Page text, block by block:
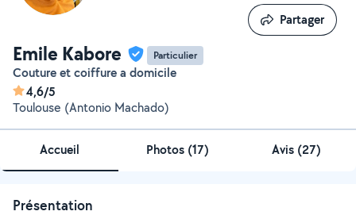
Emile Kabore Particulier
Couture et coiffure a domicile
4,6/5
Toulouse (Antonio Machado)
Partager
Partager
Accueil Photos (17) Avis (27)
Présentation